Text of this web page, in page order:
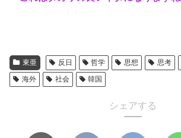
東亜 反日 哲学 思想 思考
海外
社会 韓国
シェアする